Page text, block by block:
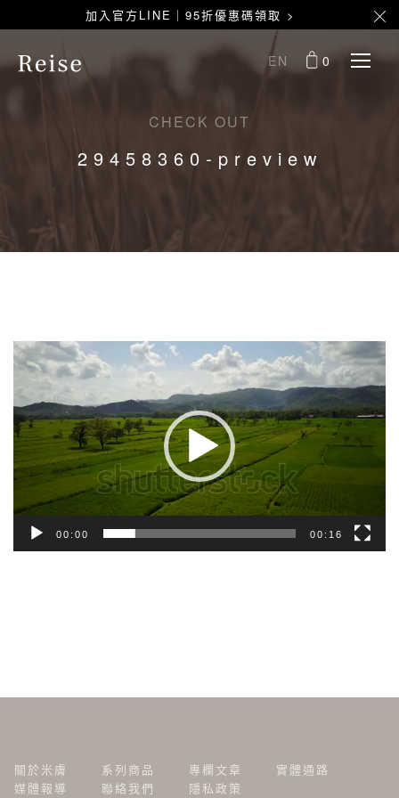
加入官方LINE｜95折優惠碼領取 >
EN 0
CHECK OUT
29458360-preview
視
訊
播
放
器
00:00 00:16
關於米膚 系列商品 專欄文章
實體通路
媒體報導
聯絡我們 隱私政策